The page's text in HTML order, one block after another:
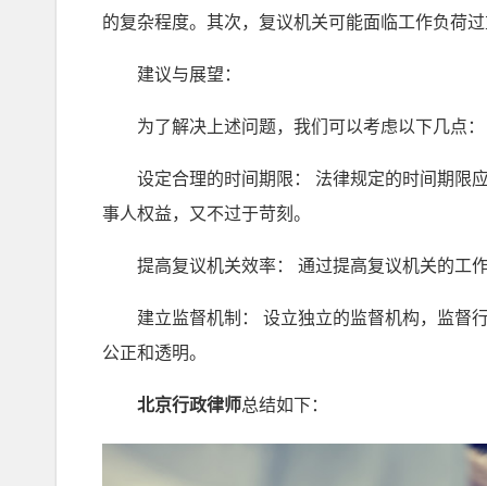
的复杂程度。其次，复议机关可能面临工作负荷
建议与展望：
为了解决上述问题，我们可以考虑以下几点：
设定合理的时间期限： 法律规定的时间期限
事人权益，又不过于苛刻。
提高复议机关效率： 通过提高复议机关的工作
建立监督机制： 设立独立的监督机构，监督
公正和透明。
北京行政律师总结如下：